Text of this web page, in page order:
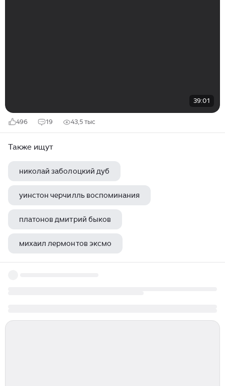
39:01
496 19 43,5 тыс
Также ищут
николай заболоцкий дуб
уинстон черчилль воспоминания
платонов дмитрий быков
михаил лермонтов эксмо